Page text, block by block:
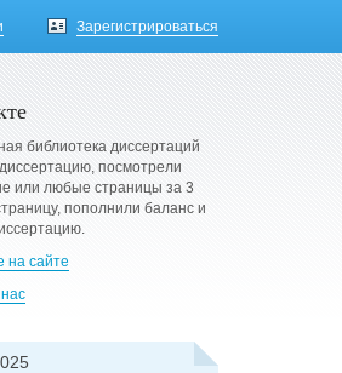
Зарегистрироваться
библиотека диссертаций
посмотрели
или любые страницы за 3
пополнили баланс и
на сайте